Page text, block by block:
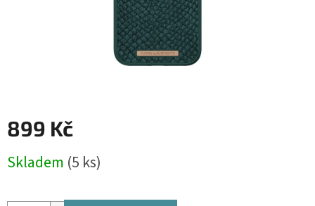
899 Kč
cena:
Skladem (5 ks)